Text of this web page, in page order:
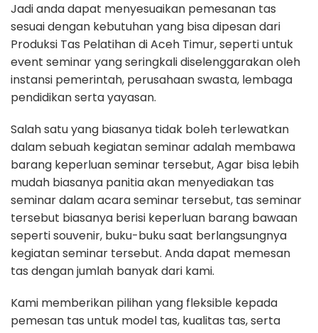
Jadi anda dapat menyesuaikan pemesanan tas
sesuai dengan kebutuhan yang bisa dipesan dari
Produksi Tas Pelatihan di Aceh Timur, seperti untuk
event seminar yang seringkali diselenggarakan oleh
instansi pemerintah, perusahaan swasta, lembaga
pendidikan serta yayasan.
Salah satu yang biasanya tidak boleh terlewatkan
dalam sebuah kegiatan seminar adalah membawa
barang keperluan seminar tersebut, Agar bisa lebih
mudah biasanya panitia akan menyediakan tas
seminar dalam acara seminar tersebut, tas seminar
tersebut biasanya berisi keperluan barang bawaan
seperti souvenir, buku-buku saat berlangsungnya
kegiatan seminar tersebut. Anda dapat memesan
tas dengan jumlah banyak dari kami.
Kami memberikan pilihan yang fleksible kepada
pemesan tas untuk model tas, kualitas tas, serta